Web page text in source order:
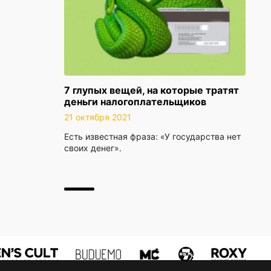
7 глупых вещей, на которые тратят
деньги налогоплательщиков
21 октября 2021
Есть известная фраза: «У государства нет
своих денег».